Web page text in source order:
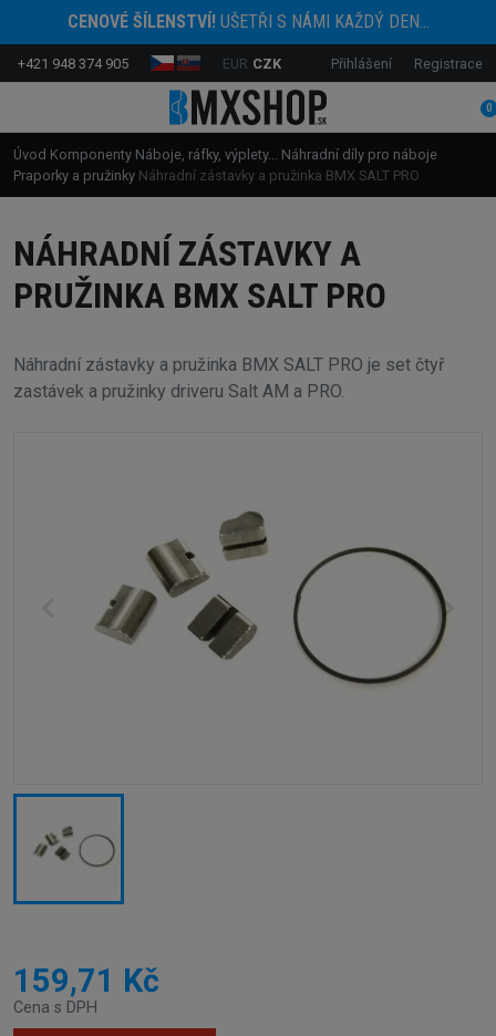
CENOVÉ ŠÍLENSTVÍ!UŠETŘI S NÁMI KAŽDÝ DEN...
+421 948 374 905 EUR CZK Přihlášení Registrace
0
Úvod Komponenty Náboje, ráfky, výplety...
Náhradní díly pro náboje
Praporky a pružinky Náhradní zástavky a pružinka BMX SALT PRO
NÁHRADNÍ ZÁSTAVKY A
PRUŽINKA BMX SALT PRO
Náhradní zástavky a pružinka BMX SALT PRO je set čtyř
zastávek a pružinky driveru Salt AM a PRO.
159,71 Kč
Cena s DPH